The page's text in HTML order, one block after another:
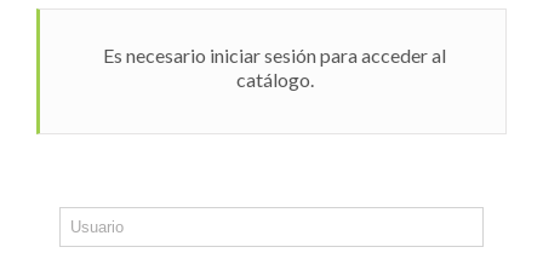
Es necesario iniciar sesión para acceder al
catálogo.